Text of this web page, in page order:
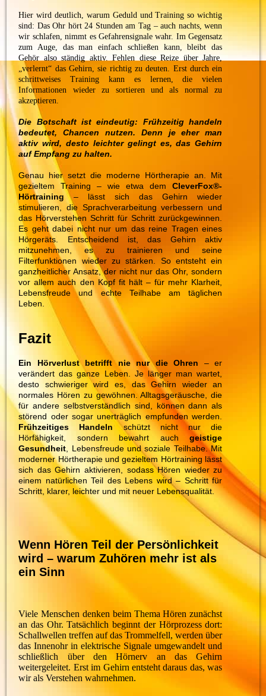
Hier wird deutlich, warum Geduld und Training so wichtig
sind: Das Ohr hört 24 Stunden am Tag – auch nachts, wenn
wir schlafen, nimmt es Gefahrensignale wahr. Im Gegensatz
zum Auge, das man einfach schließen kann, bleibt das
Gehör also ständig aktiv. Fehlen diese Reize über Jahre,
„verlernt“ das Gehirn, sie richtig zu deuten. Erst durch ein
schrittweises Training kann es lernen, die vielen
Informationen wieder zu sortieren und als normal zu
akzeptieren.
Die Botschaft ist eindeutig: Frühzeitig handeln
bedeutet, Chancen nutzen. Denn je eher man
aktiv wird, desto leichter gelingt es, das Gehirn
auf Empfang zu halten.
Genau hier setzt die moderne Hörtherapie an. Mit
gezieltem Training – wie etwa demCleverFox®-
Hörtraining – lässt sich das Gehirn wieder
stimulieren, die Sprachverarbeitung verbessern und
das Hörverstehen Schritt für Schritt zurückgewinnen.
Es geht dabei nicht nur um das reine Tragen eines
Hörgeräts. Entscheidend ist, das Gehirn aktiv
mitzunehmen, es zu trainieren und seine
Filterfunktionen wieder zu stärken. So entsteht ein
ganzheitlicher Ansatz, der nicht nur das Ohr, sondern
vor allem auch den Kopf fit hält – für mehr Klarheit,
Lebensfreude und echte Teilhabe am täglichen
Leben.
Fazit
Ein Hörverlust betrifft nie nur die Ohren – er
verändert das ganze Leben. Je länger man wartet,
desto schwieriger wird es, das Gehirn wieder an
normales Hören zu gewöhnen. Alltagsgeräusche, die
für andere selbstverständlich sind, können dann als
störend oder sogar unerträglich empfunden werden.
Frühzeitiges Handeln schützt nicht nur die
Hörfähigkeit, sondern bewahrt auchgeistige
Gesundheit , Lebensfreude und soziale Teilhabe. Mit
moderner Hörtherapie und gezieltem Hörtraining lässt
sich das Gehirn aktivieren, sodass Hören wieder zu
einem natürlichen Teil des Lebens wird – Schritt für
Schritt, klarer, leichter und mit neuer Lebensqualität.
Wenn Hören Teil der Persönlichkeit
wird – warum Zuhören mehr ist als
ein Sinn
Viele Menschen denken beim Thema Hören zunächst
an das Ohr. Tatsächlich beginnt der Hörprozess dort:
Schallwellen treffen auf das Trommelfell, werden über
das Innenohr in elektrische Signale umgewandelt und
schließlich über den Hörnerv an das Gehirn
weitergeleitet. Erst im Gehirn entsteht daraus das, was
wir als Verstehen wahrnehmen.